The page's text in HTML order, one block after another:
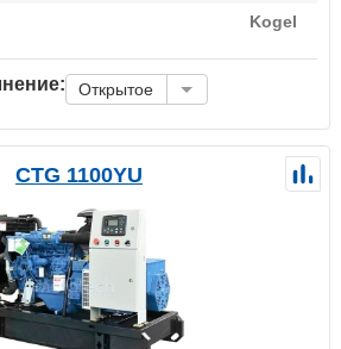
Kogel
Открытое
CTG 1100YU